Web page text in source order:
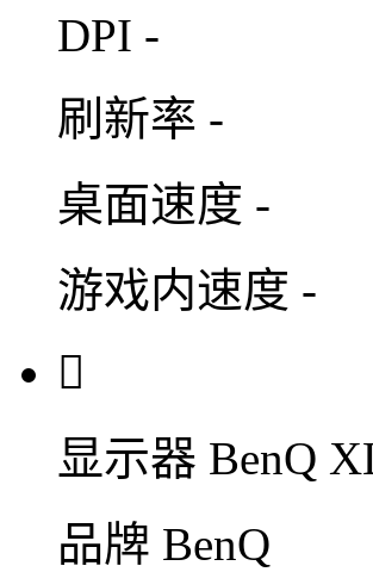
DPI -
刷新率 -
桌面速度 -
游戏内速度 -

显示器 BenQ
品牌 BenQ